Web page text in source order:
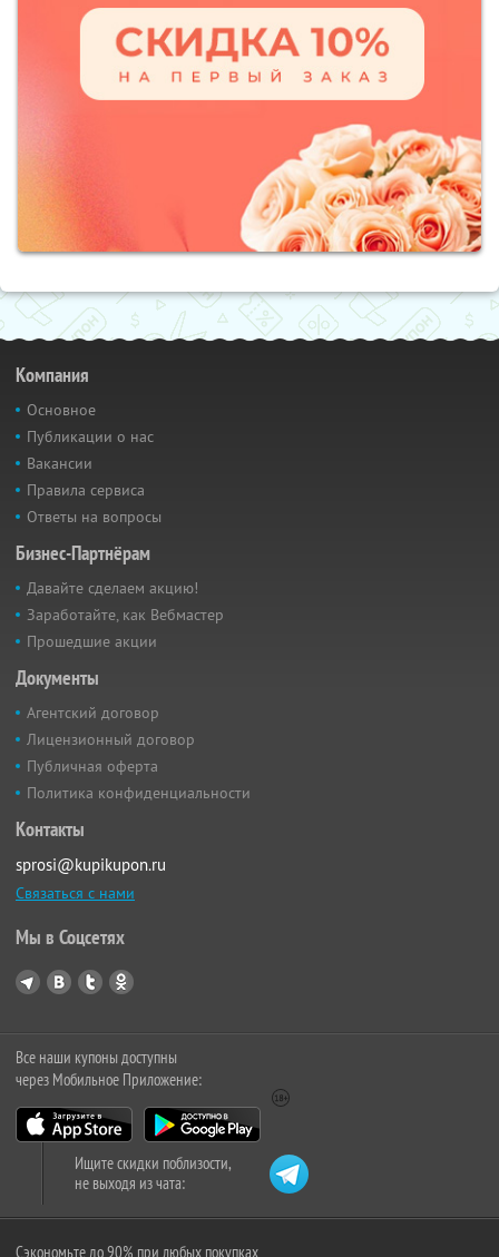
Компания
Основное
Публикации о нас
Вакансии
Правила сервиса
Ответы на вопросы
Бизнес-Партнёрам
Давайте сделаем акцию!
Заработайте, как Вебмастер
Прошедшие акции
Документы
Агентский договор
Лицензионный договор
Публичная оферта
Политика конфиденциальности
Контакты
sprosi@kupikupon.ru
Связаться с нами
Мы в Соцсетях
Все наши купоны доступны
через Мобильное Приложение:
Ищите скидки поблизости,
не выходя из чата:
Сэкономьте до 90% при любых покупках